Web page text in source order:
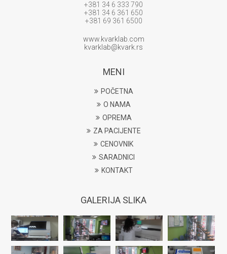
+381 34 6 333 790
+381 34 6 361 650
+381 69 361 6500
www.kvarklab.com
kvarklab@kvark.rs
MENI
POČETNA
O NAMA
OPREMA
ZA PACIJENTE
CENOVNIK
SARADNICI
KONTAKT
GALERIJA SLIKA